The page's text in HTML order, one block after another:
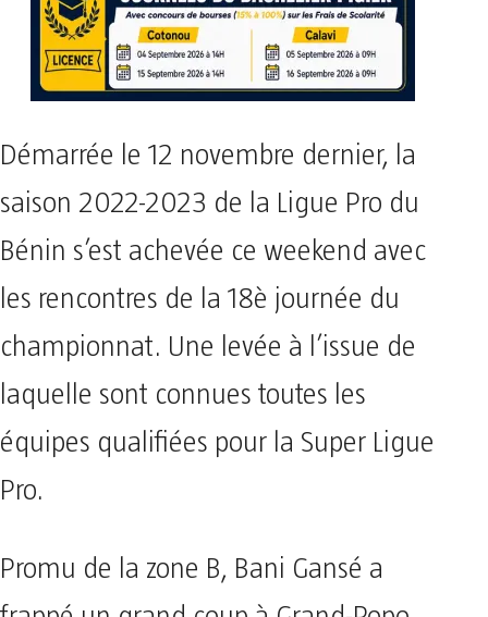
Démarrée le 12 novembre dernier, la
saison 2022-2023 de la Ligue Pro du
Bénin s’est achevée ce weekend avec
les rencontres de la 18è journée du
championnat. Une levée à l’issue de
laquelle sont connues toutes les
équipes qualifiées pour la Super Ligue
Pro.
Promu de la zone B, Bani Gansé a